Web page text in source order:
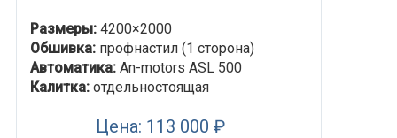
Размеры: 4200×2000
Обшивка: профнастил (1 сторона)
Автоматика: An-motors ASL 500
Калитка: отдельностоящая
Цена: 113 000 ₽